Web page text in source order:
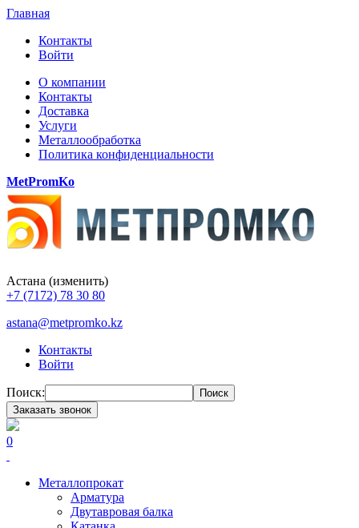
Главная
Контакты
Войти
О компании
Контакты
Доставка
Услуги
Металлообработка
Политика конфиденциальности
MetPromKo
Астана (изменить)
+7 (7172) 78 30 80
astana@metpromko.kz
Контакты
Войти
Поиск:
Поиск
Заказать звонок
0
Металлопрокат
Арматура
Двутавровая балка